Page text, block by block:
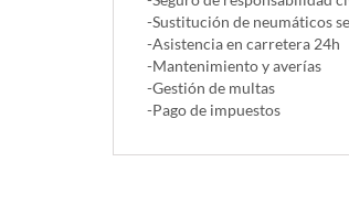
-Sustitución de neumáticos
-Asistencia en carretera 24h
-Mantenimiento y averías
-Gestión de multas
-Pago de impuestos